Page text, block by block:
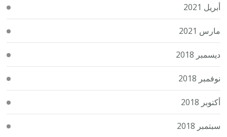
أبريل 2021
مارس 2021
ديسمبر 2018
نوفمبر 2018
أكتوبر 2018
سبتمبر 2018